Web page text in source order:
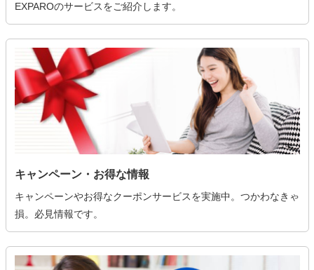
EXPAROのサービスをご紹介します。
キャンペーン・お得な情報
キャンペーンやお得なクーポンサービスを実施中。つかわなきゃ
損。必見情報です。